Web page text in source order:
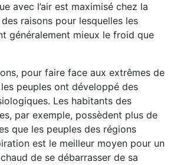
avec l’air est maximisé chez la
des raisons pour lesquelles les
généralement mieux le froid que
pour faire face aux extrêmes de
peuples ont développé des
Les habitants des
par exemple, possèdent plus de
que les peuples des régions
est le meilleur moyen pour un
de se débarrasser de sa